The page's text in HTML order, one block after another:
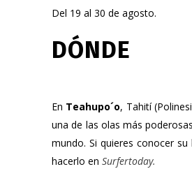
Del 19 al 30 de agosto.
DÓNDE
En Teahupo´o, Tahití
una de las olas más
mundo. Si quieres conocer su
hacerlo en Surfertoday.